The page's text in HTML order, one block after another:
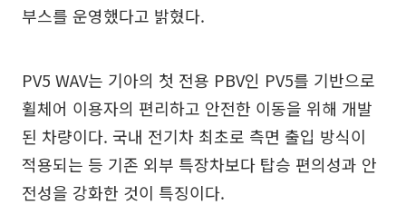
부스를 운영했다고 밝혔다.
PV5 WAV는 기아의 첫 전용 PBV인 PV5를 기반으로
휠체어 이용자의 편리하고 안전한 이동을 위해 개발
된 차량이다. 국내 전기차 최초로 측면 출입 방식이
적용되는 등 기존 외부 특장차보다 탑승 편의성과 안
전성을 강화한 것이 특징이다.